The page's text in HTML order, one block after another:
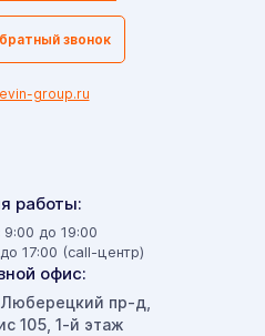
работы:
до 19:00
17:00 (call-центр)
офис:
пр-д,
105, 1-й этаж
звонок
group.ru